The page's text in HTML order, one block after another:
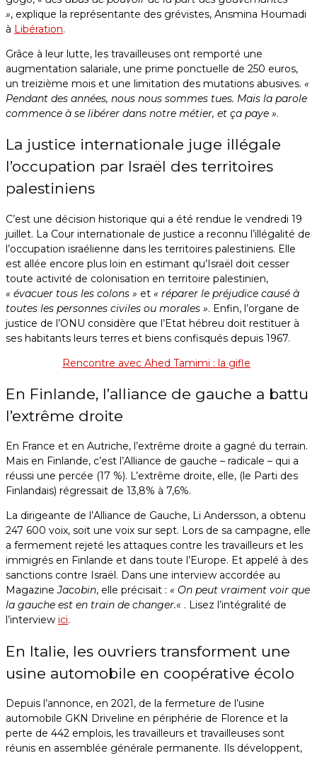
», explique la représentante des grévistes, Ansmina Houmadi
à Libération.
Grâce à leur lutte, les travailleuses ont remporté une
augmentation salariale, une prime ponctuelle de 250 euros,
un treizième mois et une limitation des mutations abusives. «
Pendant des années, nous nous sommes tues. Mais la parole
commence à se libérer dans notre métier, et ça paye ».
La justice internationale juge illégale
l’occupation par Israël des territoires
palestiniens
C’est une décision historique qui a été rendue le vendredi 19
juillet. La Cour internationale de justice a reconnu l’illégalité de
l’occupation israélienne dans les territoires palestiniens. Elle
est allée encore plus loin en estimant qu’Israël doit cesser
toute activité de colonisation en territoire palestinien,
« évacuer tous les colons » et « réparer le préjudice causé à
toutes les personnes civiles ou morales ». Enfin, l’organe de
justice de l’ONU considère que l’Etat hébreu doit restituer à
ses habitants leurs terres et biens confisqués depuis 1967.
Rencontre avec Ahed Tamimi : la gifle
En Finlande, l’alliance de gauche a battu
l’extrême droite
En France et en Autriche, l’extrême droite a gagné du terrain.
Mais en Finlande, c’est l’Alliance de gauche – radicale – qui a
réussi une percée (17 %). L’extrême droite, elle, (le Parti des
Finlandais) régressait de 13,8% à 7,6%.
La dirigeante de l’Alliance de Gauche, Li Andersson, a obtenu
247 600 voix, soit une voix sur sept. Lors de sa campagne, elle
a fermement rejeté les attaques contre les travailleurs et les
immigrés en Finlande et dans toute l’Europe. Et appelé à des
sanctions contre Israël. Dans une interview accordée au
MagazineJacobin, elle précisait : « On peut vraiment voir que
la gauche est en train de changer.« . Lisez l’intégralité de
l’interview ici.
En Italie, les ouvriers transforment une
usine automobile en coopérative écolo
Depuis l’annonce, en 2021, de la fermeture de l’usine
automobile GKN Driveline en périphérie de Florence et la
perte de 442 emplois, les travailleurs et travailleuses sont
réunis en assemblée générale permanente. Ils développent,